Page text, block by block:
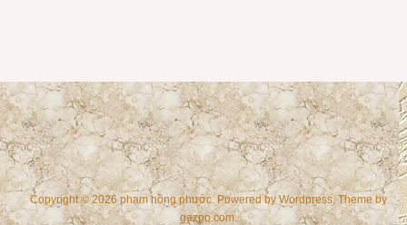
Copyright © 2026 phạm hồng phước. Powered byWordpress, Theme by
gazpo.com.